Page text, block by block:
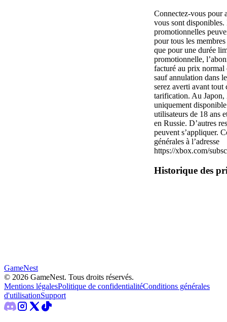
Connectez-vous pour
vous sont disponibles.
promotionnelles
pour tous les
que pour une durée
promotionnelle,
facturé au prix normal
sauf annulation dans
serez averti avant tout
tarification. Au Japon,
uniquement
utilisateurs de 18 ans
en Russie. D’autres
peuvent s’appliquer.
générales à l’adresse
https://xbox.com/
Historique des
GameNest
© 2026 GameNest. Tous droits réservés.
Mentions légalesPolitique de confidentialitéConditions générales
d'utilisationSupport